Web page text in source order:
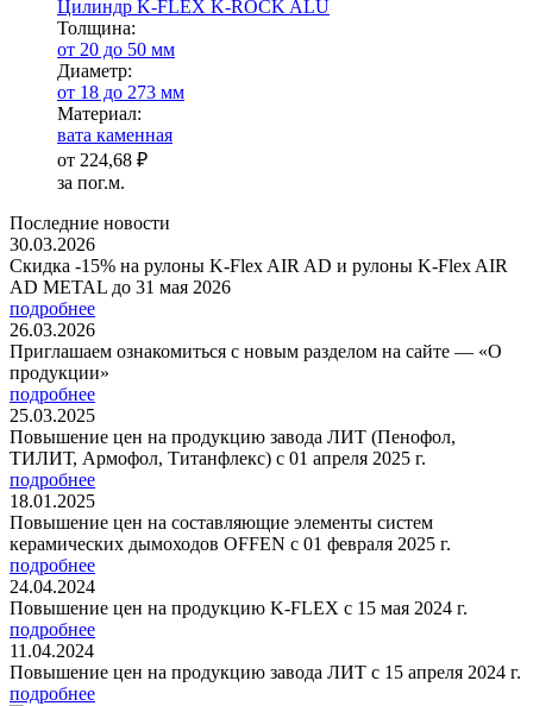
Цилиндр K-FLEX K-ROCK ALU
Тол­щи­на:
от 20 до 50 мм
Диаметр:
от 18 до 273 мм
Ма­­те­­ри­­ал:
вата каменная
от 224,68 ₽
за пог.м.
Последние новости
30.03.2026
Скидка -15% на рулоны K-Flex AIR AD и рулоны K-Flex AIR
AD METAL до 31 мая 2026
подробнее
26.03.2026
Приглашаем ознакомиться с новым разделом на сайте — «О
продукции»
подробнее
25.03.2025
Повышение цен на продукцию завода ЛИТ (Пенофол,
ТИЛИТ, Армофол, Титанфлекс) с 01 апреля 2025 г.
подробнее
18.01.2025
Повышение цен на составляющие элементы систем
керамических дымоходов OFFEN с 01 февраля 2025 г.
подробнее
24.04.2024
Повышение цен на продукцию K-FLEX с 15 мая 2024 г.
подробнее
11.04.2024
Повышение цен на продукцию завода ЛИТ с 15 апреля 2024 г.
подробнее